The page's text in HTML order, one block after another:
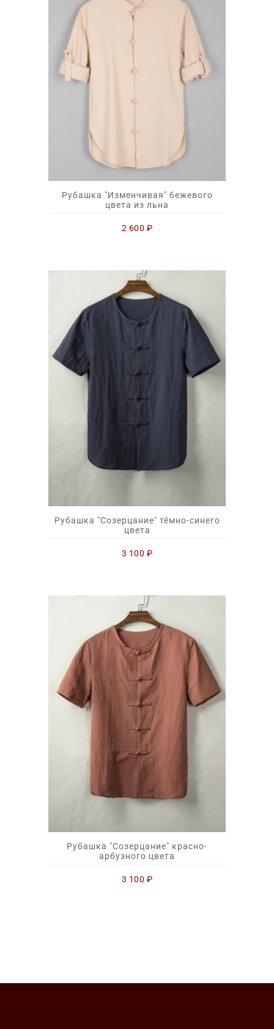
Рубашка "Изменчивая" бежевого
цвета из льна
2 600 ₽
Рубашка "Созерцание" тёмно-синего
цвета
3 100 ₽
Рубашка "Созерцание" красно-
арбузного цвета
3 100 ₽